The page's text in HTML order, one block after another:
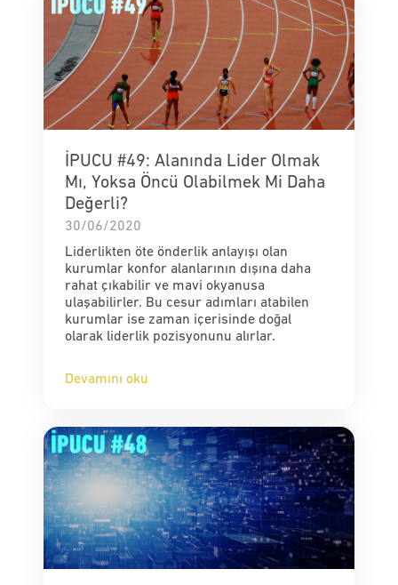
İPUCU #49: Alanında Lider Olmak
Mı, Yoksa Öncü Olabilmek Mi Daha
Değerli?
30/06/2020
Liderlikten öte önderlik anlayışı olan
kurumlar konfor alanlarının dışına daha
rahat çıkabilir ve mavi okyanusa
ulaşabilirler. Bu cesur adımları atabilen
kurumlar ise zaman içerisinde doğal
olarak liderlik pozisyonunu alırlar.
Devamını oku